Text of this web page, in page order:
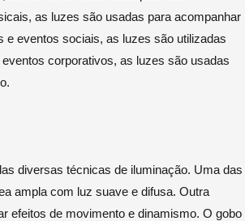
as luzes são usadas para acompanhar
e eventos sociais, as luzes são utilizadas
corporativos, as luzes são usadas
diversas técnicas de iluminação. Uma das
ampla com luz suave e difusa. Outra
efeitos de movimento e dinamismo. O gobo